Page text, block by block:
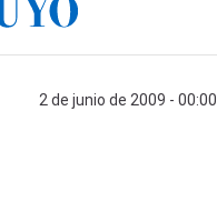
2 de junio de 2009 - 00:00